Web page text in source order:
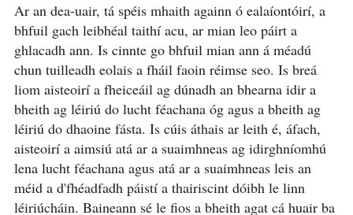
Ar an dea-uair, tá spéis mhaith againn ó ealaíontóirí, a
bhfuil gach leibhéal taithí acu, ar mian leo páirt a
ghlacadh ann. Is cinnte go bhfuil mian ann á méadú
chun tuilleadh eolais a fháil faoin réimse seo. Is breá
liom aisteoirí a fheiceáil ag dúnadh an bhearna idir a
bheith ag léiriú do lucht féachana óg agus a bheith ag
léiriú do dhaoine fásta. Is cúis áthais ar leith é, áfach,
aisteoirí a aimsiú atá ar a suaimhneas ag idirghníomhú
lena lucht féachana agus atá ar a suaimhneas leis an
méid a d'fhéadfadh páistí a thairiscint dóibh le linn
léiriúcháin. Baineann sé le fios a bheith agat cá huair ba